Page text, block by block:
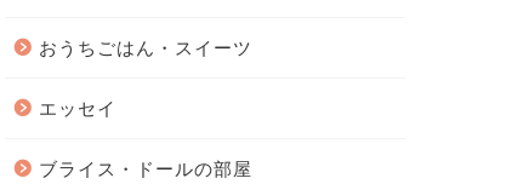
おうちごはん・スイーツ
エッセイ
ブライス・ドールの部屋